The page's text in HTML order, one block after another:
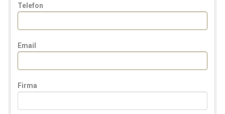
Telefon
Email
Firma